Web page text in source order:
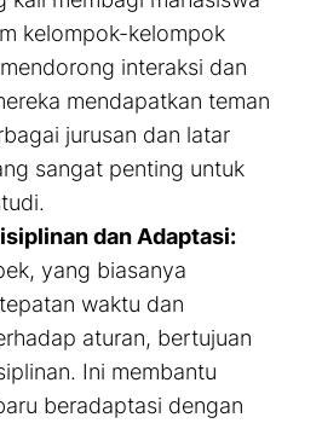
kelompok-kelompok
interaksi dan
mendapatkan teman
jurusan dan latar
sangat penting untuk
dan Adaptasi:
yang biasanya
waktu dan
aturan, bertujuan
Ini membantu
beradaptasi dengan